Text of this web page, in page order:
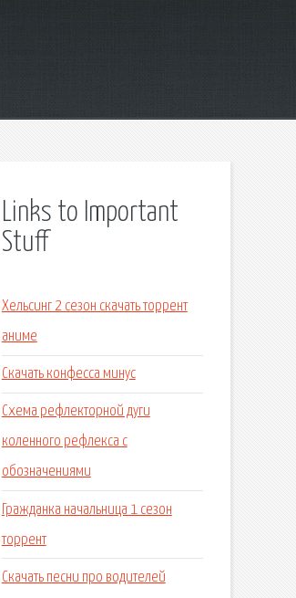
Links to Important
Stuff
Хельсинг 2 сезон скачать торрент
аниме
Скачать конфесса минус
Схема рефлекторной дуги
коленного рефлекса с
обозначениями
Гражданка начальница 1 сезон
торрент
Скачать песни про водителей